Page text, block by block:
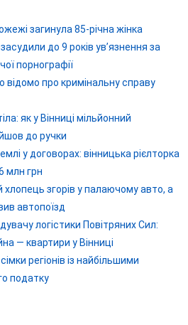
загинула 85-річна жінка
до 9 років ув’язнення за
порнографії
відомо про кримінальну справу
як у Вінниці мільйонний
до ручки
у договорах: вінницька рієлторка
млн грн
хлопець згорів у палаючому авто, а
автопоїзд
логістики Повітряних Сил:
— квартири у Вінниці
регіонів із найбільшими
податку